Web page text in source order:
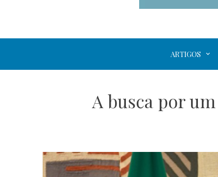
ARTIGOS
A busca por